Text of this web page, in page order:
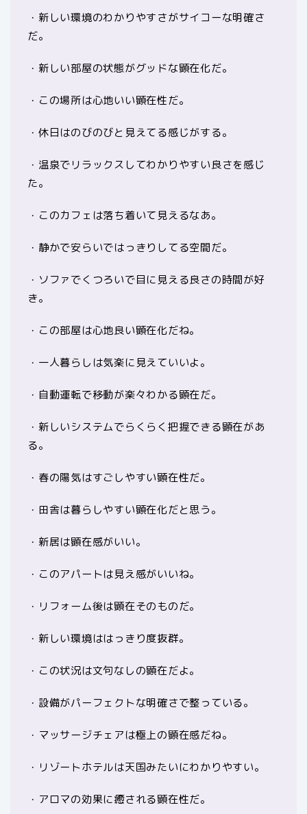
・新しい環境のわかりやすさがサイコーな明確さ
だ。
・新しい部屋の状態がグッドな顕在化だ。
・この場所は心地いい顕在性だ。
・休日はのびのびと見えてる感じがする。
・温泉でリラックスしてわかりやすい良さを感じ
た。
・このカフェは落ち着いて見えるなあ。
・静かで安らいではっきりしてる空間だ。
・ソファでくつろいで目に見える良さの時間が好
き。
・この部屋は心地良い顕在化だね。
・一人暮らしは気楽に見えていいよ。
・自動運転で移動が楽々わかる顕在だ。
・新しいシステムでらくらく把握できる顕在があ
る。
・春の陽気はすごしやすい顕在性だ。
・田舎は暮らしやすい顕在化だと思う。
・新居は顕在感がいい。
・このアパートは見え感がいいね。
・リフォーム後は顕在そのものだ。
・新しい環境ははっきり度抜群。
・この状況は文句なしの顕在だよ。
・設備がパーフェクトな明確さで整っている。
・マッサージチェアは極上の顕在感だね。
・リゾートホテルは天国みたいにわかりやすい。
・アロマの効果に癒される顕在性だ。